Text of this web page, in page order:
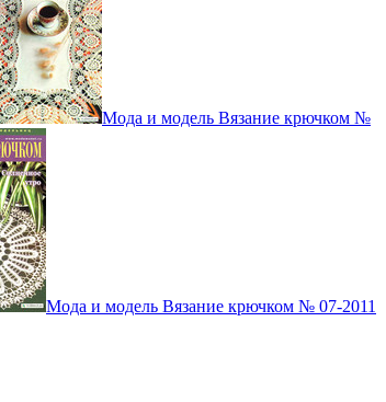
Мода и модель Вязание крючком №
Мода и модель Вязание крючком № 07-2011